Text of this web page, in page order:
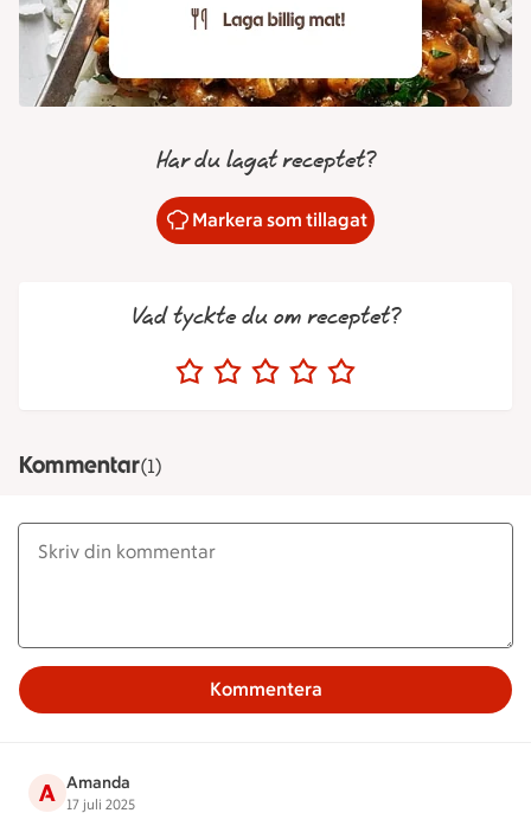
Har du lagat receptet?
Markera som tillagat
Vad tyckte du om receptet?
Kommentar(1)
Kommentera
A Amanda
17 juli 2025